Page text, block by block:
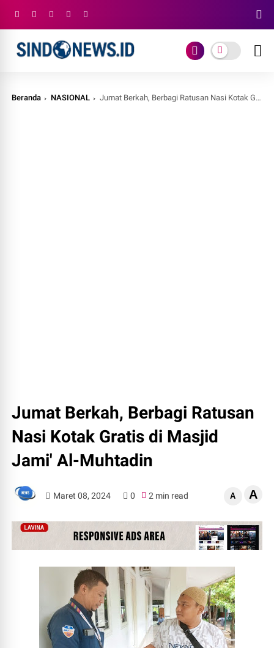
Beranda NASIONAL Jumat Berkah, Berbagi Ratusan Nasi Kotak Gratis di Masjid Jami' Al-Muhtadin
Jumat Berkah, Berbagi Ratusan
Nasi Kotak Gratis di Masjid
Jami' Al-Muhtadin
Maret 08, 2024 0 2 min read A A